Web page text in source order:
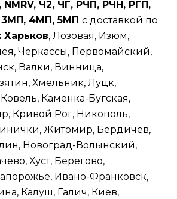
Ч2, ЧГ, РЧП, РЧН, РГП,
3МП, 4МП, 5МП с доставкой по
Харьков, Лозовая, Изюм,
Черкассы, Первомайский,
Валки, Винница,
Хмельник, Луцк,
Каменка-Бугская,
Кривой Рог, Никополь,
Житомир, Бердичев,
Новоград-Волынский,
Хуст, Берегово,
Ивано-Франковск,
Калуш, Галич, Киев,